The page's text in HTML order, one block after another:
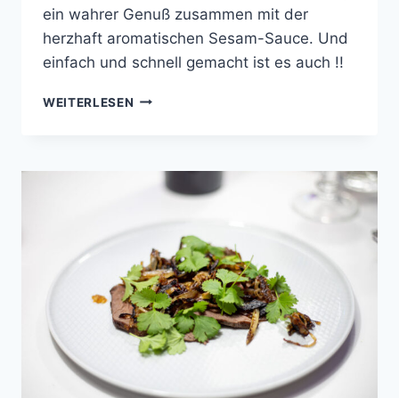
ein wahrer Genuß zusammen mit der
herzhaft aromatischen Sesam-Sauce. Und
einfach und schnell gemacht ist es auch !!
WEITERLESEN RINDERSTEAKS
BOHNEN
SAUCE